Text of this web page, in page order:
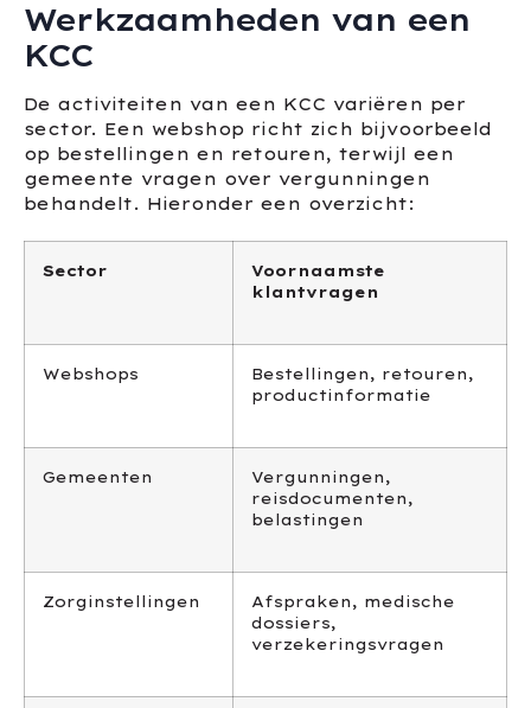
Werkzaamheden van een
KCC
De activiteiten van een KCC variëren per
sector. Een webshop richt zich bijvoorbeeld
op bestellingen en retouren, terwijl een
gemeente vragen over vergunningen
behandelt. Hieronder een overzicht:
Sector
Voornaamste
klantvragen
Webshops
Bestellingen, retouren,
productinformatie
Gemeenten
Vergunningen,
reisdocumenten,
belastingen
Zorginstellingen
Afspraken, medische
dossiers,
verzekeringsvragen